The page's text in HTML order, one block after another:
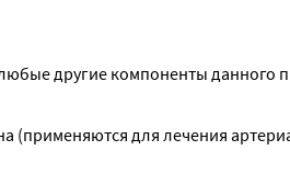
другие компоненты данного
(применяются для лечения